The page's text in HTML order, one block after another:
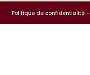
Politique de confidentialité–